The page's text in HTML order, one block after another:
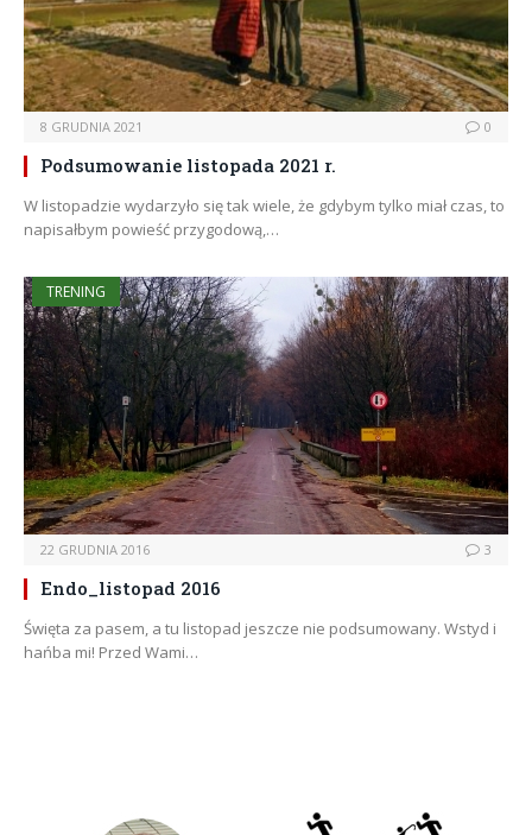
8 GRUDNIA 2021 0
Podsumowanie listopada 2021 r.
W listopadzie wydarzyło się tak wiele, że gdybym tylko miał czas, to
napisałbym powieść przygodową,…
TRENING
22 GRUDNIA 2016 3
Endo_listopad 2016
Święta za pasem, a tu listopad jeszcze nie podsumowany. Wstyd i
hańba mi! Przed Wami…